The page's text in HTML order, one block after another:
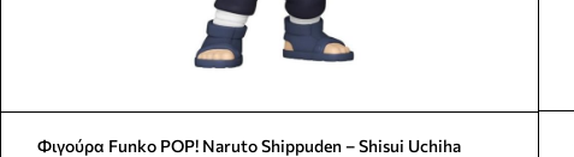
Φιγούρα Funko POP! Naruto Shippuden – Shisui Uchiha